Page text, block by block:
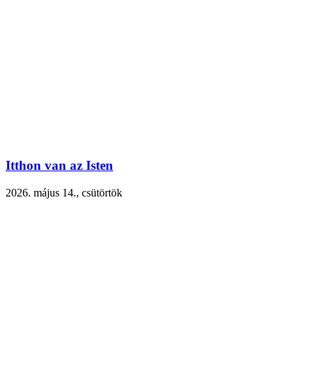
Itthon van az Isten
2026. május 14., csütörtök